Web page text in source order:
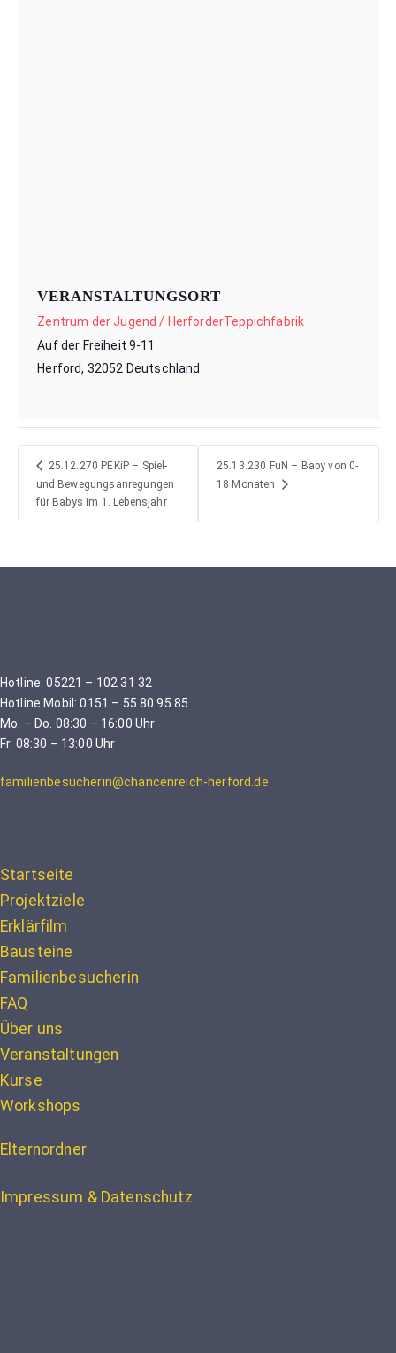
VERANSTALTUNGSORT
Zentrum der Jugend / HerforderTeppichfabrik
Auf der Freiheit 9-11
Herford, 32052 Deutschland
25.12.270 PEKiP – Spiel-
und Bewegungsanregungen
für Babys im 1. Lebensjahr
25.13.230 FuN – Baby von 0-
18 Monaten
Hotline: 05221 – 102 31 32
Hotline Mobil: 0151 – 55 80 95 85
Mo. – Do. 08:30 – 16:00 Uhr
Fr. 08:30 – 13:00 Uhr
familienbesucherin@chancenreich-herford.de
Startseite
Projektziele
Erklärfilm
Bausteine
Familienbesucherin
FAQ
Über uns
Veranstaltungen
Kurse
Workshops
Elternordner
Impressum & Datenschutz